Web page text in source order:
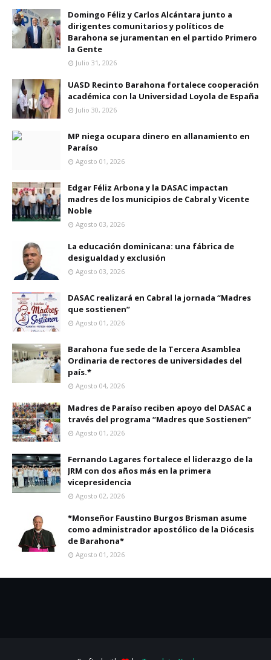
Domingo Féliz y Carlos Alcántara junto a
dirigentes comunitarios y políticos de
Barahona se juramentan en el partido Primero
la Gente
Julio 31, 2026
UASD Recinto Barahona fortalece cooperación
académica con la Universidad Loyola de España
Julio 30, 2026
MP niega ocupara dinero en allanamiento en
Paraíso
Agosto 01, 2026
Edgar Féliz Arbona y la DASAC impactan
madres de los municipios de Cabral y Vicente
Noble
Agosto 03, 2026
La educación dominicana: una fábrica de
desigualdad y exclusión
Agosto 03, 2026
DASAC realizará en Cabral la jornada “Madres
que sostienen”
Agosto 01, 2026
Barahona fue sede de la Tercera Asamblea
Ordinaria de rectores de universidades del
país.*
Agosto 04, 2026
Madres de Paraíso reciben apoyo del DASAC a
través del programa “Madres que Sostienen”
Agosto 01, 2026
Fernando Lagares fortalece el liderazgo de la
JRM con dos años más en la primera
vicepresidencia
Agosto 02, 2026
*Monseñor Faustino Burgos Brisman asume
como administrador apostólico de la Diócesis
de Barahona*
Agosto 01, 2026